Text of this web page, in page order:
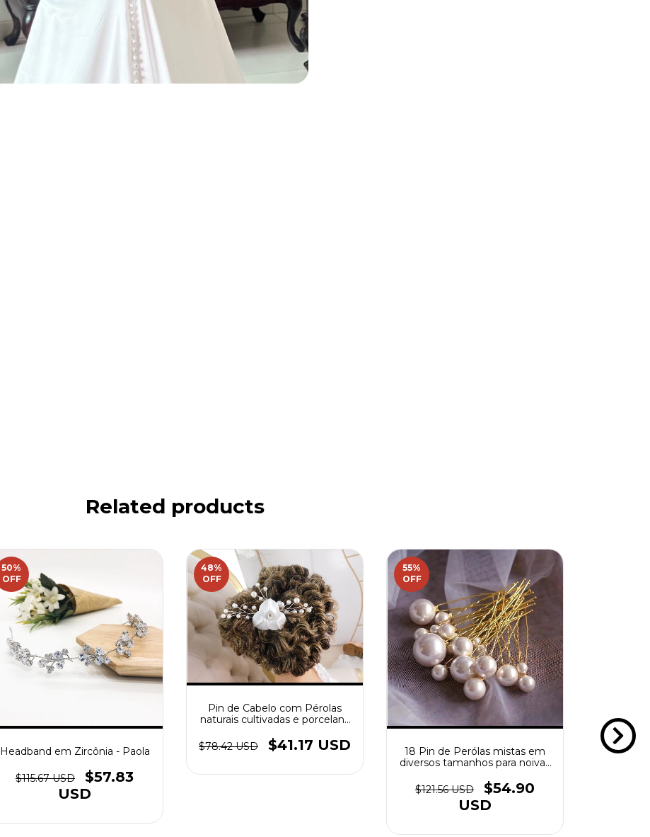
Related products
50%
OFF
Headband em Zircônia - Paola
$115.67 USD
$57.83
USD
48%
OFF
Pin de Cabelo com Pérolas
naturais cultivadas e porcelana
$78.42 USD
$41.17 USD
55%
OFF
18 Pin de Perólas mistas em
diversos tamanhos para noivas
$121.56 USD
$54.90
USD